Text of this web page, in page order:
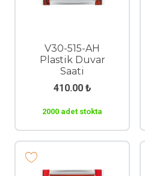
V30-515-AH
Plastik Duvar
Saati
410.00 ₺
2000 adet stokta